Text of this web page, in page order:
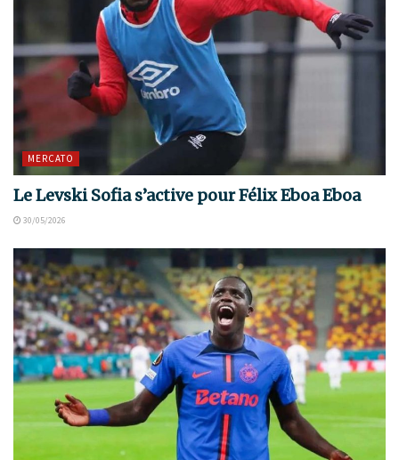
MERCATO
Le Levski Sofia s’active pour Félix Eboa Eboa
30/05/2026